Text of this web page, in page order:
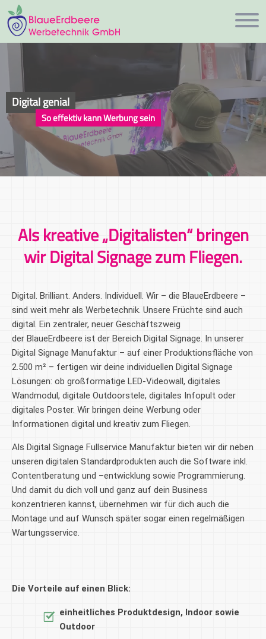
Digital genial
So effektiv kann Werbung sein
Als kreative „Digitalisten“ bringen
wir Digital Signage zum Fliegen.
Digital. Brilliant. Anders. Individuell. Wir – die BlaueErdbeere –
sind weit mehr als Werbetechnik. Unsere Früchte sind auch
digital. Ein zentraler, neuer Geschäftszweig
der BlaueErdbeere ist der Bereich Digital Signage. In unserer
Digital Signage Manufaktur – auf einer Produktionsfläche von
2.500 m² – fertigen wir deine individuellen Digital Signage
Lösungen: ob großformatige LED-Videowall, digitales
Wandmodul, digitale Outdoorstele, digitales Infopult oder
digitales Poster. Wir bringen deine Werbung oder
Informationen digital und kreativ zum Fliegen.
Als Digital Signage Fullservice Manufaktur bieten wir dir neben
unseren digitalen Standardprodukten auch die Software inkl.
Contentberatung und –entwicklung sowie Programmierung.
Und damit du dich voll und ganz auf dein Business
konzentrieren kannst, übernehmen wir für dich auch die
Montage und auf Wunsch später sogar einen regelmäßigen
Wartungsservice.
Die Vorteile auf einen Blick:
einheitliches Produktdesign, Indoor sowie
Outdoor